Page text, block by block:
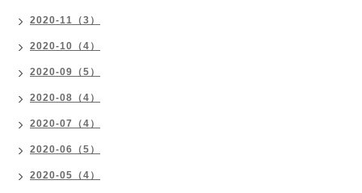
2020-11（3）
2020-10（4）
2020-09（5）
2020-08（4）
2020-07（4）
2020-06（5）
2020-05（4）